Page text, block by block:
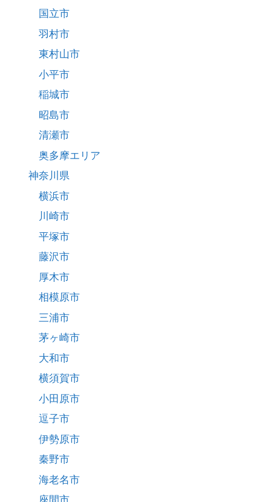
国立市
羽村市
東村山市
小平市
稲城市
昭島市
清瀬市
奥多摩エリア
神奈川県
横浜市
川崎市
平塚市
藤沢市
厚木市
相模原市
三浦市
茅ヶ崎市
大和市
横須賀市
小田原市
逗子市
伊勢原市
秦野市
海老名市
座間市